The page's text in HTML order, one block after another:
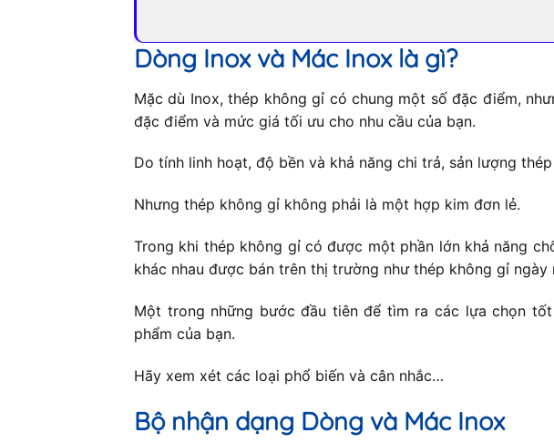
Dòng Inox và Mác Inox là gì?
Mặc dù Inox, thép không gỉ có chung một số đặc điểm,
đặc điểm và mức giá tối ưu cho nhu cầu của bạn.
Do tính linh hoạt, độ bền và khả năng chi trả, sản lượng
Nhưng thép không gỉ không phải là một hợp kim đơn lẻ.
Trong khi thép không gỉ có được một phần lớn khả năng
khác nhau được bán trên thị trường như thép không gỉ ngày
Một trong những bước đầu tiên để tìm ra các lựa chọn
phẩm của bạn.
Hãy xem xét các loại phổ biến và cân nhắc…
Bộ nhận dạng Dòng và Mác Inox